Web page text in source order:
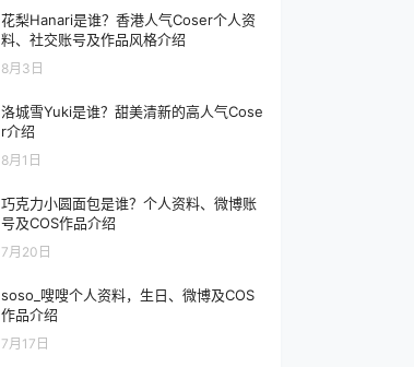
花梨Hanari是谁？香港人气Coser个人资
料、社交账号及作品风格介绍
8月3日
洛城雪Yuki是谁？甜美清新的高人气Cose
r介绍
8月1日
巧克力小圆面包是谁？个人资料、微博账
号及COS作品介绍
7月20日
soso_嗖嗖个人资料，生日、微博及COS
作品介绍
7月17日